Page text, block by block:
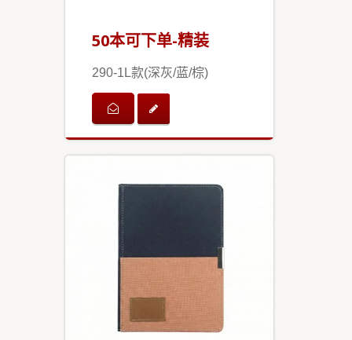
50本可下单-精装
290-1L款(深灰/蓝/棕)